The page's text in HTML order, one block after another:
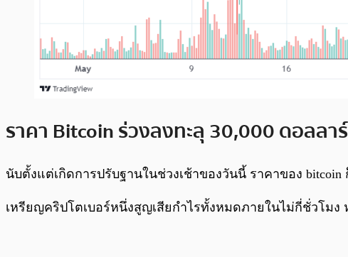
ราคา Bitcoin ร่วงลงทะลุ 30,000 ดอลลาร์
นับตั้งแต่เกิดการปรับฐานในช่วงเช้าของวันนี้ ราคาของ
เหรียญคริปโตเบอร์หนึ่งสูญเสียกำไรทั้งหมดภายในไม่กี่ชั่วโมง